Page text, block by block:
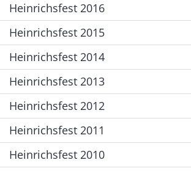
Heinrichsfest 2016
Heinrichsfest 2015
Heinrichsfest 2014
Heinrichsfest 2013
Heinrichsfest 2012
Heinrichsfest 2011
Heinrichsfest 2010